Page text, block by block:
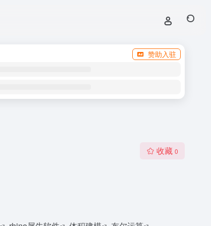
赞助入驻
收藏 0